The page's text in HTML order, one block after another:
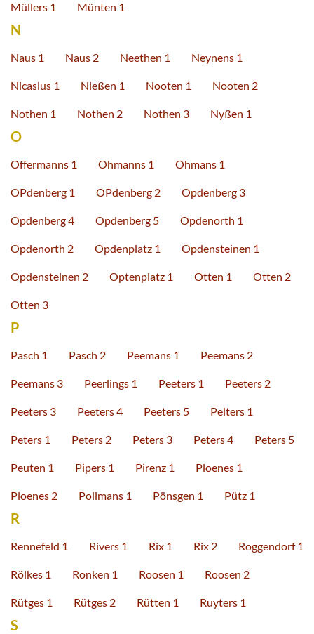
Müllers 1 Münten 1
N
Naus 1 Naus 2 Neethen 1 Neynens 1
Nicasius 1 Nießen 1 Nooten 1 Nooten 2
Nothen 1 Nothen 2 Nothen 3 Nyßen 1
O
Offermanns 1 Ohmanns 1 Ohmans 1
OPdenberg 1 OPdenberg 2 Opdenberg 3
Opdenberg 4 Opdenberg 5 Opdenorth 1
Opdenorth 2 Opdenplatz 1 Opdensteinen 1
Opdensteinen 2 Optenplatz 1 Otten 1 Otten 2
Otten 3
P
Pasch 1 Pasch 2 Peemans 1 Peemans 2
Peemans 3 Peerlings 1 Peeters 1 Peeters 2
Peeters 3 Peeters 4 Peeters 5 Pelters 1
Peters 1 Peters 2 Peters 3 Peters 4 Peters 5
Peuten 1 Pipers 1 Pirenz 1 Ploenes 1
Ploenes 2 Pollmans 1 Pönsgen 1 Pütz 1
R
Rennefeld 1 Rivers 1 Rix 1 Rix 2 Roggendorf 1
Rölkes 1 Ronken 1 Roosen 1 Roosen 2
Rütges 1 Rütges 2 Rütten 1 Ruyters 1
S